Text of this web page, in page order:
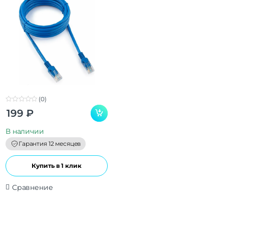
o
(0)
199 ₽
В наличии
Гарантия 12 месяцев
Купить в 1 клик
Сравнение